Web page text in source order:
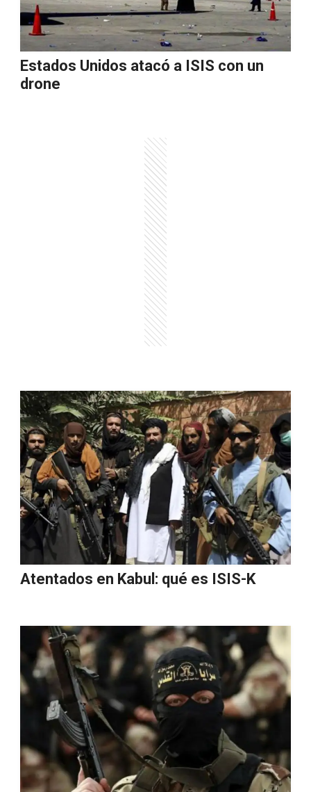
Estados Unidos atacó a ISIS con un
drone
Atentados en Kabul: qué es ISIS-K